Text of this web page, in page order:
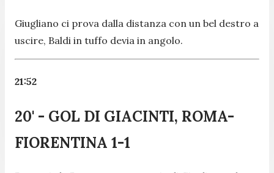
Giugliano ci prova dalla distanza con un bel destro a
uscire, Baldi in tuffo devia in angolo.
21:52
20' - GOL DI GIACINTI, ROMA-
FIORENTINA 1-1